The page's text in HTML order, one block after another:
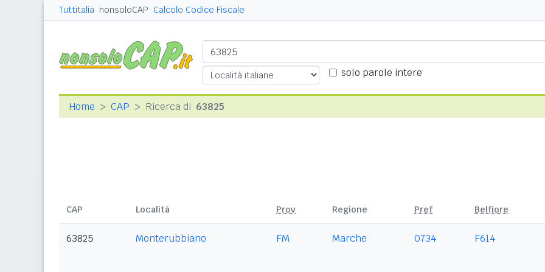
Tuttitalia nonsoloCAP Calcolo Codice Fiscale
solo parole intere
Home CAP Ricerca di 63825
CAP Località Prov Regione Pref Belfiore
63825 Monterubbiano FM Marche 0734 F614